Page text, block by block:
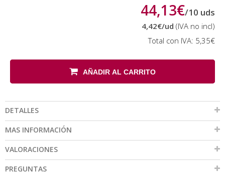
44,13€/10 uds
4,42€/ud (IVA no incl)
Total con IVA: 5,35€
AÑADIR AL CARRITO
DETALLES
MAS INFORMACIÓN
VALORACIONES
PREGUNTAS